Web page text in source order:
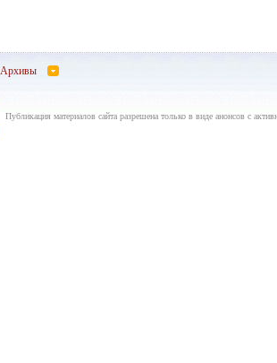
Архивы
Публикация материалов сайта разрешена только в виде анонсов с